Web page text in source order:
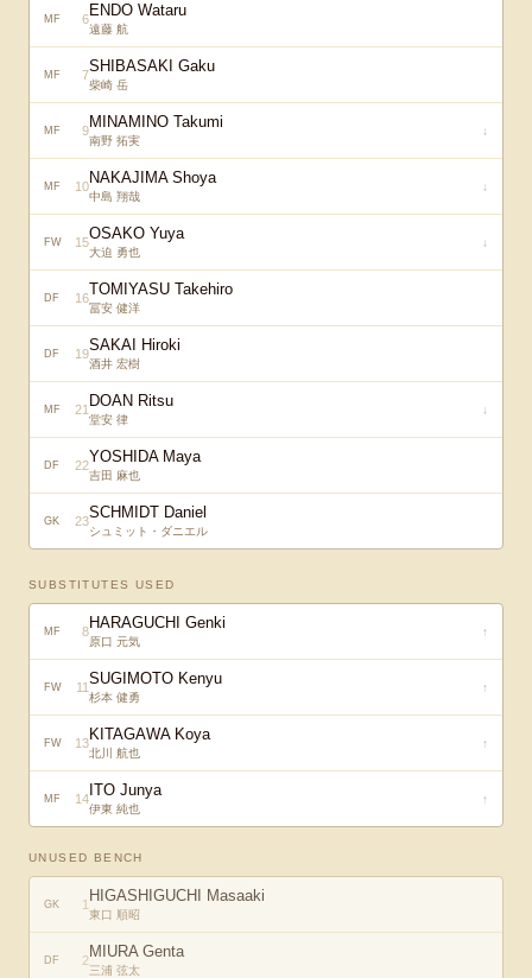
MF 6ENDO Wataru
遠藤 航
MF 7SHIBASAKI Gaku
柴崎 岳
MF 9MINAMINO Takumi
南野 拓実
↓
MF 10NAKAJIMA Shoya
中島 翔哉
↓
FW 15OSAKO Yuya
大迫 勇也
↓
DF 16TOMIYASU Takehiro
冨安 健洋
DF 19SAKAI Hiroki
酒井 宏樹
MF 21 DOAN Ritsu
堂安 律
↓
DF 22YOSHIDA Maya
吉田 麻也
GK 23SCHMIDT Daniel
シュミット・ダニエル
SUBSTITUTES USED
MF 8HARAGUCHI Genki
原口 元気
↑
FW 11SUGIMOTO Kenyu
杉本 健勇
↑
FW 13KITAGAWA Koya
北川 航也
↑
MF 14 ITO Junya
伊東 純也
↑
UNUSED BENCH
GK 1 HIGASHIGUCHI Masaaki
東口 順昭
DF 2MIURA Genta
三浦 弦太